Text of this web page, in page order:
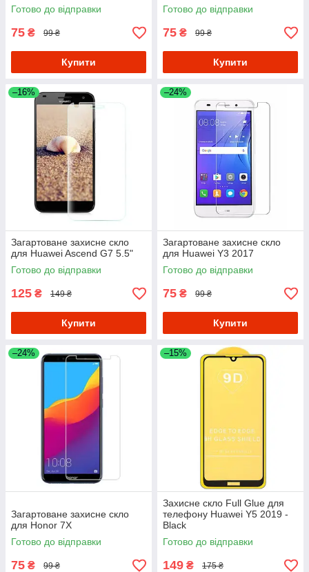
Готово до відправки
75 ₴ 99 ₴
Купити
Готово до відправки
75 ₴ 99 ₴
Купити
–16%
Загартоване захисне скло
для Huawei Ascend G7 5.5"
Готово до відправки
125 ₴ 149 ₴
Купити
–24%
Загартоване захисне скло
для Huawei Y3 2017
Готово до відправки
75 ₴ 99 ₴
Купити
–24%
Загартоване захисне скло
для Honor 7X
Готово до відправки
75 ₴ 99 ₴
–15%
Захисне скло Full Glue для
телефону Huawei Y5 2019 -
Black
Готово до відправки
149 ₴ 175 ₴